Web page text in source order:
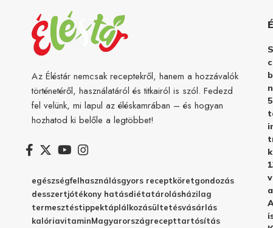
Az Éléstár nemcsak receptekről, hanem a hozzávalók
történetéről, használatáról és titkairól is szól. Fedezd
fel velünk, mi lapul az éléskamrában – és hogyan
hozhatod ki belőle a legtöbbet!
egészségfelhasználásgyors receptköretgondozás
desszertjótékony hatásdiétatárolásházilag
termesztéstippektáplálkozásültetésvásárlás
kalóriavitaminMagyarországrecepttartósítás